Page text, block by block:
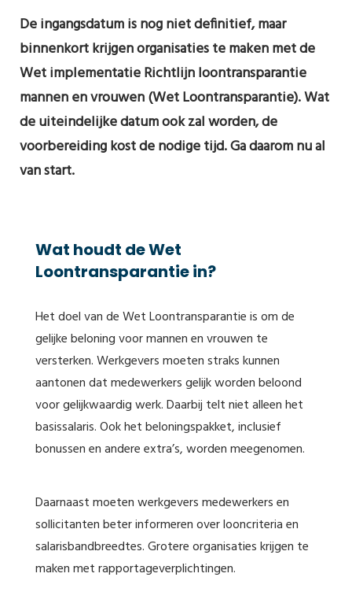
De ingangsdatum is nog niet definitief, maar
binnenkort krijgen organisaties te maken met de
Wet implementatie Richtlijn loontransparantie
mannen en vrouwen (Wet Loontransparantie). Wat
de uiteindelijke datum ook zal worden, de
voorbereiding kost de nodige tijd. Ga daarom nu al
van start.
Wat houdt de Wet
Loontransparantie in?
Het doel van de Wet Loontransparantie is om de
gelijke beloning voor mannen en vrouwen te
versterken. Werkgevers moeten straks kunnen
aantonen dat medewerkers gelijk worden beloond
voor gelijkwaardig werk. Daarbij telt niet alleen het
basissalaris. Ook het beloningspakket, inclusief
bonussen en andere extra’s, worden meegenomen.
Daarnaast moeten werkgevers medewerkers en
sollicitanten beter informeren over looncriteria en
salarisbandbreedtes. Grotere organisaties krijgen te
maken met rapportageverplichtingen.